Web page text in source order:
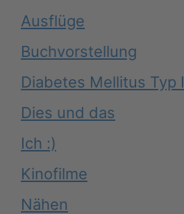
Ausflüge
Buchvorstellung
Diabetes Mellitus Typ I
Dies und das
Ich :)
Kinofilme
Nähen